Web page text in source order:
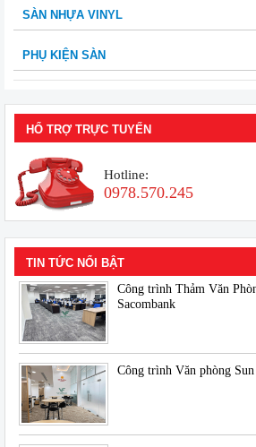
SÀN NHỰA VINYL
PHỤ KIỆN SÀN
HỔ TRỢ TRỰC TUYẾN
Hotline:
0978.570.245
TIN TỨC NỔI BẬT
Công trình Thảm Văn
Sacombank
Công trình Văn phòng